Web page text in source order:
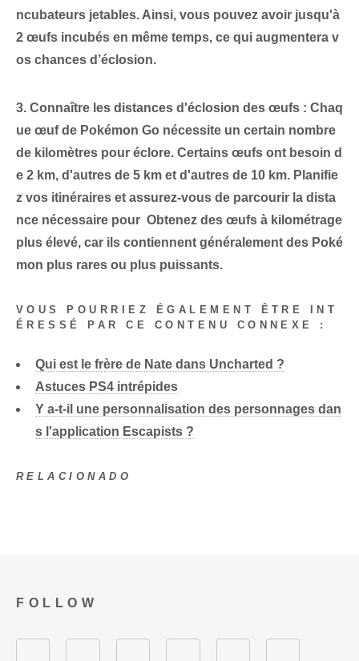
ncubateurs jetables. Ainsi, vous pouvez avoir jusqu'à ⁤
2 œufs incubés en même temps, ce qui augmentera v
os chances d’éclosion.
3. Connaître les distances d'éclosion des œufs : Chaq
ue œuf de Pokémon Go nécessite un certain nombre
de kilomètres pour éclore. Certains œufs ont besoin d
e 2 km, d'autres de 5 ‍km‌ et d'autres de 10 km. Planifie
z vos itinéraires et assurez-vous de parcourir la dista
nce nécessaire pour ⁤ Obtenez des œufs à kilométrage
plus élevé, car ils contiennent généralement des Poké
mon plus rares ou plus puissants.
VOUS POURRIEZ ÉGALEMENT ÊTRE INT
ÉRESSÉ PAR CE CONTENU CONNEXE :
Qui est le frère de Nate dans Uncharted ?
Astuces PS4 intrépides
Y a-t-il une personnalisation des personnages dan
s l'application Escapists ?
RELACIONADO
FOLLOW